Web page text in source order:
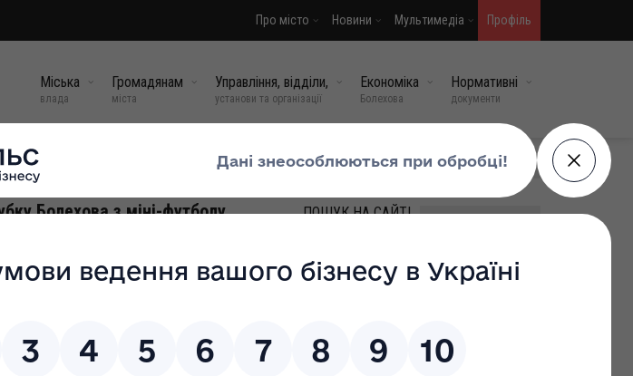
Про місто Новини Мультимедіа Профіль
Міська
влада
Громадянам
міста
Управління, відділи,
установи та організації
Економіка
Болехова
Нормативні
документи
Болехова з міні-футболу
7 тур Зимового кубку м.Болехова з міні-
виявилося сильнішим за ФК «Станківці»,
таймі з рахунком 3:0, дозволила, у підсумку,
турніру з...
МИ У СОЦМЕРЕЖАХ
ПОШУК НА САЙТІ
відпочити цими
серпневими днями в